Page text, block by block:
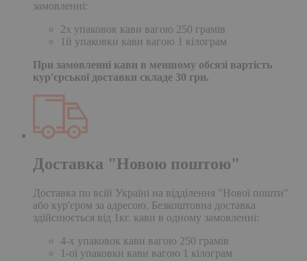
замовленні:
2х упаковок кави вагою 250 грамів
1й упаковки кави вагою 1 кілограм
При замовленні кави в меншому обсязі вартість
кур'єрської доставки складе 30 грн.
Доставка "Новою поштою"
Доставка по всій Україні на відділення "Нової пошти"
або кур'єром за адресою. Безкоштовна доставка
здійснюється від 1кг. кави в одному замовленні:
4-х упаковок кави вагою 250 грамів
1-ої упаковки кави вагою 1 кілограм